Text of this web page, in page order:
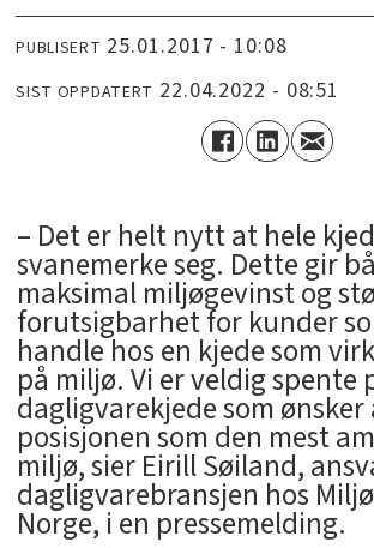
PUBLISERT 25.01.2017 - 10:08
SIST OPPDATERT 22.04.2022 - 08:51
– Det er helt nytt at hele
svanemerke seg. Dette gir
maksimal miljøgevinst og
forutsigbarhet for kunder
handle hos en kjede som
på miljø. Vi er veldig spente
dagligvarekjede som ønsker
posisjonen som den mest
miljø, sier Eirill Søiland,
dagligvarebransjen hos
Norge, i en pressemelding.